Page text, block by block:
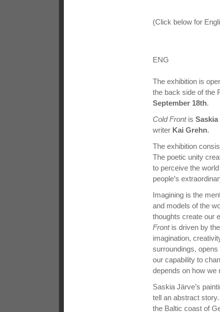
(Click below for
ENG
The exhibition is
the back side of the
September 18th.
Cold Frontis Saskia
writer Kai Grehn.
The exhibition
The poetic unity
to perceive the
people’s
Imagining is the
and models of the
thoughts create our
Frontis driven by
imagination,
surroundings,
our capability to
depends on how we
Saskia Järve’s
tell an abstract
the Baltic coast of